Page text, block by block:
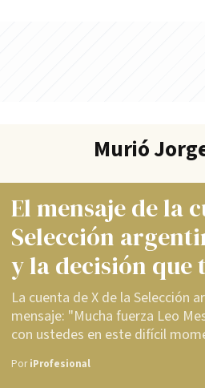
Murió
El mensaje de la
Selección
y la decisión que
La cuenta de X de la Selección
mensaje: "Mucha fuerza Leo
con ustedes en este difícil
PoriProfesional